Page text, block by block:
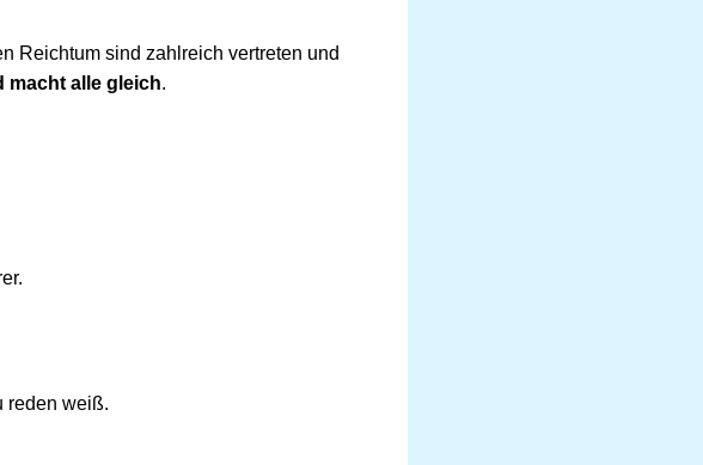
Reichtum sind zahlreich vertreten und
macht alle gleich.
reden weiß.